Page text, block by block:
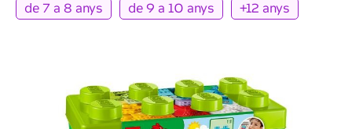
de 7 a 8 anys
de 9 a 10 anys +12 anys